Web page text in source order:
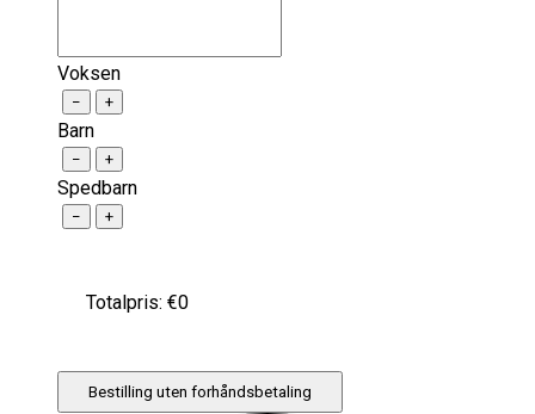
Voksen
− +
Barn
− +
Spedbarn
− +
Totalpris: €0
Bestilling uten forhåndsbetaling